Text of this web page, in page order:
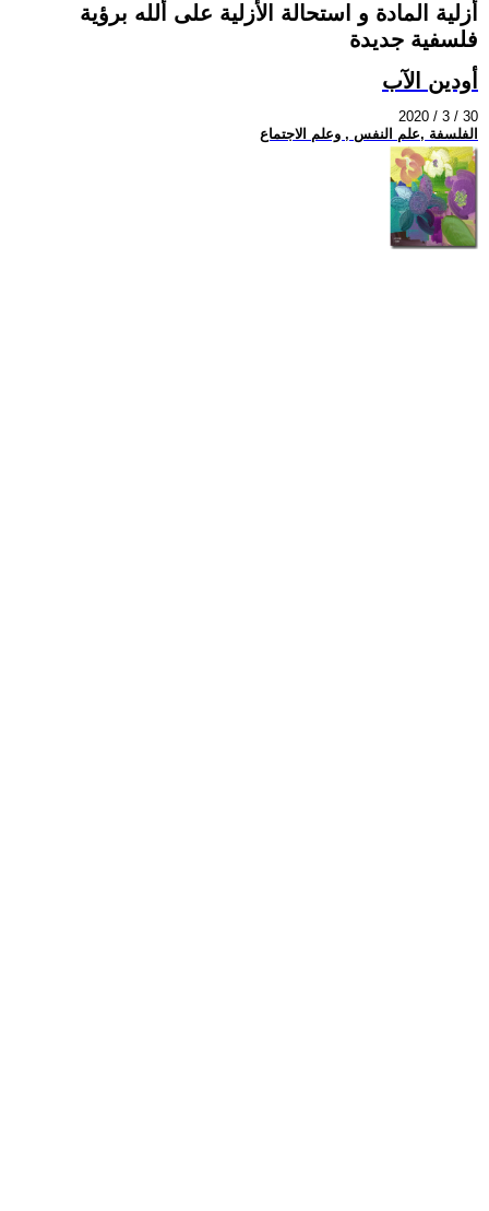
أزلية المادة و استحالة الأزلية على ألله برؤية
فلسفية جديدة
أودين الآب
2020 / 3 / 30
الفلسفة ,علم النفس , وعلم الاجتماع